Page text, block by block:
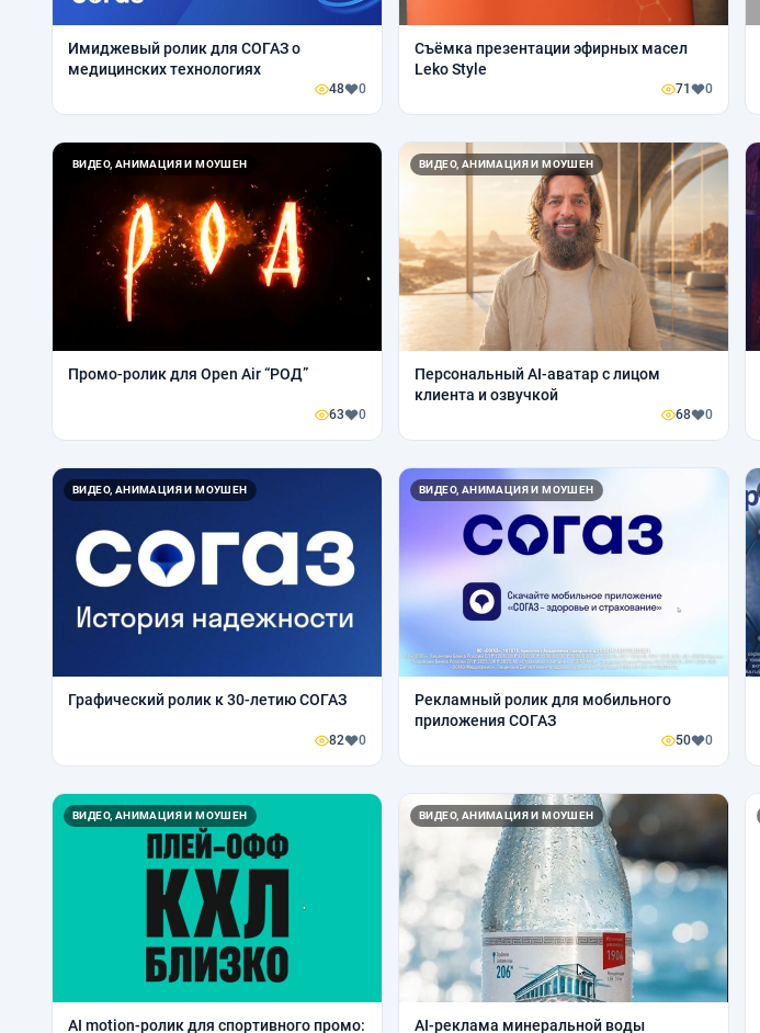
Имиджевый ролик для СОГАЗ о
медицинских технологиях
48 0
Съёмка презентации эфирных масел
Leko Style
71 0
ВИДЕО, АНИМАЦИЯ И МОУШЕН
Промо-ролик для Open Air “РОД”
63 0
ВИДЕО, АНИМАЦИЯ И МОУШЕН
Персональный AI-аватар с лицом
клиента и озвучкой
68 0
ВИДЕО, АНИМАЦИЯ И МОУШЕН
Графический ролик к 30-летию СОГАЗ
82 0
ВИДЕО, АНИМАЦИЯ И МОУШЕН
Рекламный ролик для мобильного
приложения СОГАЗ
50 0
ВИДЕО, АНИМАЦИЯ И МОУШЕН
AI motion-ролик для спортивного промо:
ВИДЕО, АНИМАЦИЯ И МОУШЕН
AI-реклама минеральной воды